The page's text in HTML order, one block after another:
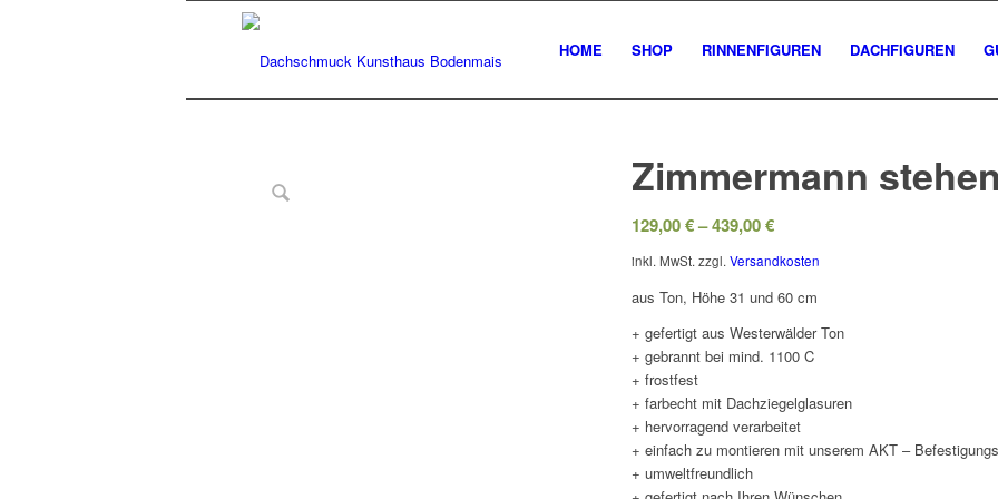
HOME SHOP RINNENFIGUREN DACHFIGUREN
Zimmermann
129,00€–439,00€
inkl. MwSt. zzgl.Versandkosten
aus Ton, Höhe 31 und 60 cm
+ gefertigt aus Westerwälder Ton
+ gebrannt bei mind. 1100 C
+ frostfest
+ farbecht mit Dachziegelglasuren
+ hervorragend verarbeitet
+ einfach zu montieren mit unserem AKT –
+ umweltfreundlich